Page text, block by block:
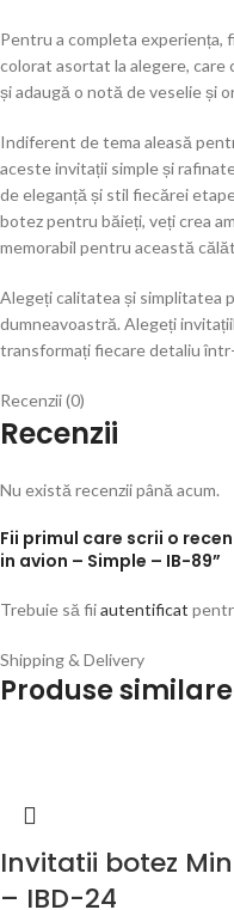
Pentru a completa experiența,
colorat asortat la alegere,
și adaugă o notă de veselie și
Indiferent de tema aleasă
aceste invitații simple și
de eleganță și stil fiecărei
botez pentru băieți, veți crea
memorabil pentru această
Alegeți calitatea și simplitatea
dumneavoastră. Alegeți
transformați fiecare detaliu
Recenzii (0)
Recenzii
Nu există recenzii până acum.
Fii primul care scrii o
in avion – Simple – IB-89”
Trebuie să fiiautentificat
Shipping & Delivery
Produse similare
Invitatii botez
– IBD-24